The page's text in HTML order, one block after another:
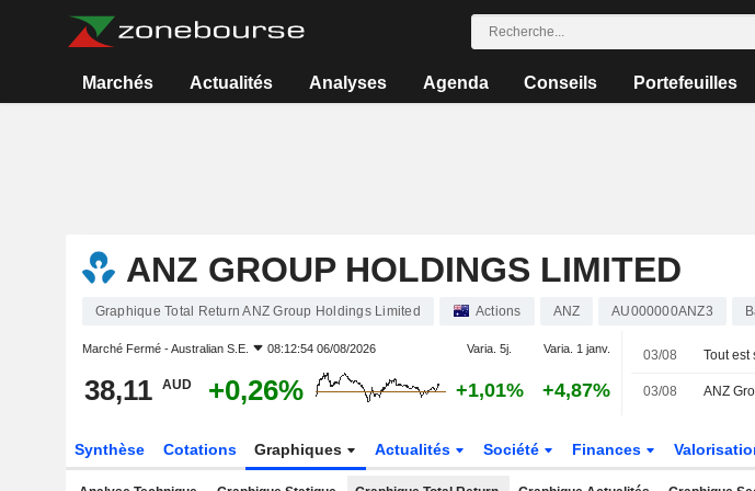
Marchés Actualités Analyses Agenda Conseils Portefeuilles
ANZ GROUP HOLDINGS LIMITED
Graphique Total Return ANZ Group Holdings Limited Actions ANZ AU000000ANZ3
Marché Fermé -Australian S.E. 08:12:54 06/08/2026 Varia. 5j. Varia. 1 janv.
38,11 AUD +0,26% +1,01% +4,87%
03/08 Tout est
03/08
Synthèse Cotations Graphiques Actualités Société Finances